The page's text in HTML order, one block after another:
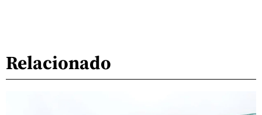
Relacionado